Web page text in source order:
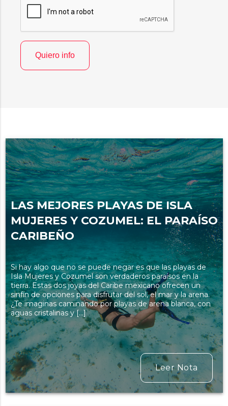
LAS MEJORES PLAYAS DE ISLA
MUJERES Y COZUMEL: EL PARAÍSO
CARIBEÑO
Si hay algo que no se puede negar es que las playas de
Isla Mujeres y Cozumel son verdaderos paraísos en la
tierra. Estas dos joyas del Caribe mexicano ofrecen un
sinfín de opciones para disfrutar del sol, el mar y la arena.
¿Te imaginas caminando por playas de arena blanca, con
aguas cristalinas y […]
Leer Nota